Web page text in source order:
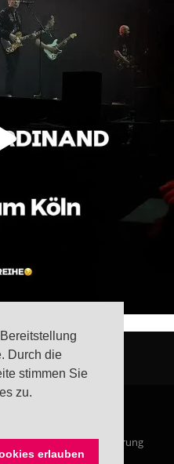
Durch die
stimmen Sie
zu.
erlauben
Datenschutzerklärung